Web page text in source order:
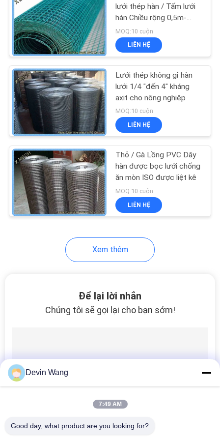
lưới thép hàn / Tấm lưới
hàn Chiều rộng 0,5m-
2,0m
MOQ:10 cuộn
LIÊN HỆ
Lưới thép không gỉ hàn
lưới 1/4 "đến 4" kháng
axit cho nông nghiệp
MOQ:10 cuộn
LIÊN HỆ
Thỏ / Gà Lồng PVC Dây
hàn được bọc lưới chống
ăn mòn ISO được liệt kê
MOQ:10 cuộn
LIÊN HỆ
Xem thêm
Để lại lời nhắn
Chúng tôi sẽ gọi lại cho bạn sớm!
Devin Wang
7:49 AM
Good day, what product are you looking for?